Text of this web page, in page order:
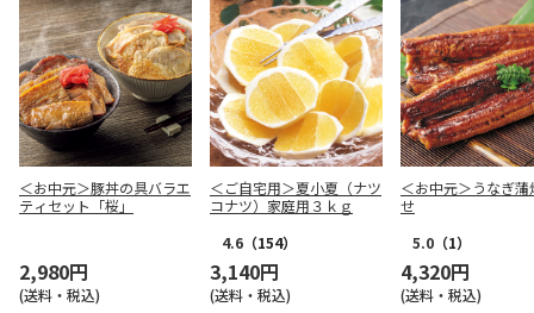
＜お中元＞豚丼の具バラエ
ティセット「桜」
2,980円
(送料・税込)
＜ご自宅用＞夏小夏（ナツ
コナツ）家庭用３ｋｇ
4.6 （154）
3,140円
(送料・税込)
＜お中元＞うなぎ蒲
せ
5.0 （1）
4,320円
(送料・税込)